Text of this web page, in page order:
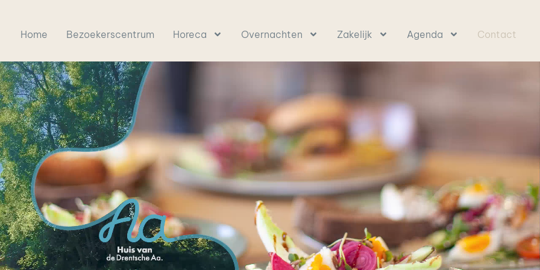
Home Bezoekerscentrum Horeca Overnachten Zakelijk Agenda Contact